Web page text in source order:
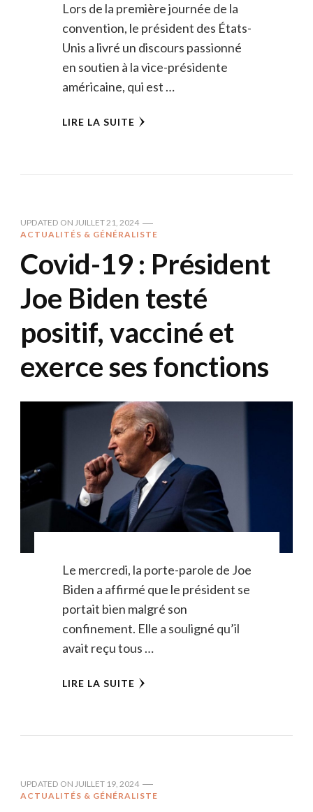
Lors de la première journée de la
convention, le président des États-
Unis a livré un discours passionné
en soutien à la vice-présidente
américaine, qui est …
LIRE LA SUITE
UPDATED ON JUILLET 21, 2024
ACTUALITÉS & GÉNÉRALISTE
Covid-19 : Président
Joe Biden testé
positif, vacciné et
exerce ses fonctions
Le mercredi, la porte-parole de Joe
Biden a affirmé que le président se
portait bien malgré son
confinement. Elle a souligné qu’il
avait reçu tous …
LIRE LA SUITE
UPDATED ON JUILLET 19, 2024
ACTUALITÉS & GÉNÉRALISTE